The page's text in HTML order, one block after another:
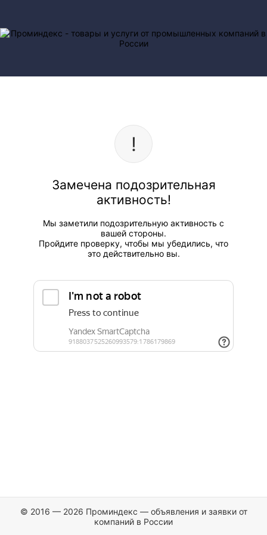
Замечена подозрительная
активность!
Мы заметили подозрительную активность с
вашей стороны.
Пройдите проверку, чтобы мы убедились, что
это действительно вы.
© 2016 — 2026 Проминдекс — объявления и заявки от
компаний в России